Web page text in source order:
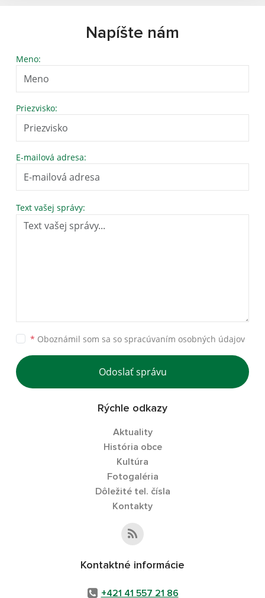
Napíšte nám
Meno:
Priezvisko:
E-mailová adresa:
Text vašej správy:
* Oboznámil som sa so spracúvaním osobných údajov
Odoslať správu
Rýchle odkazy
Aktuality
História obce
Kultúra
Fotogaléria
Dôležité tel. čísla
Kontakty
Kontaktné informácie
+421 41 557 21 86